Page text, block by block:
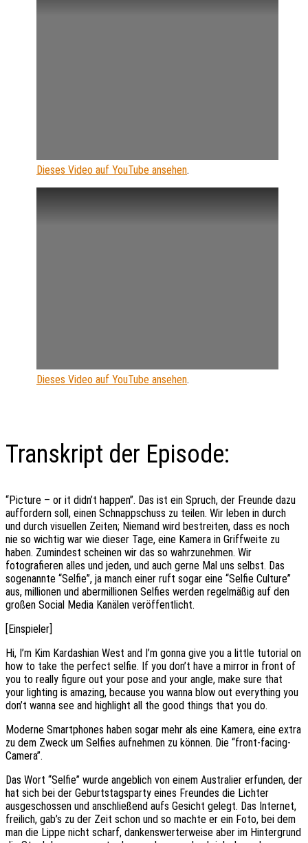
Dieses Video auf YouTube ansehen.
Dieses Video auf YouTube ansehen.
Transkript der Episode:
“Picture – or it didn’t happen”. Das ist ein Spruch, der Freunde dazu
auffordern soll, einen Schnappschuss zu teilen. Wir leben in durch
und durch visuellen Zeiten; Niemand wird bestreiten, dass es noch
nie so wichtig war wie dieser Tage, eine Kamera in Griffweite zu
haben. Zumindest scheinen wir das so wahrzunehmen. Wir
fotografieren alles und jeden, und auch gerne Mal uns selbst. Das
sogenannte “Selfie”, ja manch einer ruft sogar eine “Selfie Culture”
aus, millionen und abermillionen Selfies werden regelmäßig auf den
großen Social Media Kanälen veröffentlicht.
[Einspieler]
Hi, I’m Kim Kardashian West and I’m gonna give you a little tutorial on
how to take the perfect selfie. If you don’t have a mirror in front of
you to really figure out your pose and your angle, make sure that
your lighting is amazing, because you wanna blow out everything you
don’t wanna see and highlight all the good things that you do.
Moderne Smartphones haben sogar mehr als eine Kamera, eine extra
zu dem Zweck um Selfies aufnehmen zu können. Die “front-facing-
Camera”.
Das Wort “Selfie” wurde angeblich von einem Australier erfunden, der
hat sich bei der Geburtstagsparty eines Freundes die Lichter
ausgeschossen und anschließend aufs Gesicht gelegt. Das Internet,
freilich, gab’s zu der Zeit schon und so machte er ein Foto, bei dem
man die Lippe nicht scharf, dankenswerterweise aber im Hintergrund